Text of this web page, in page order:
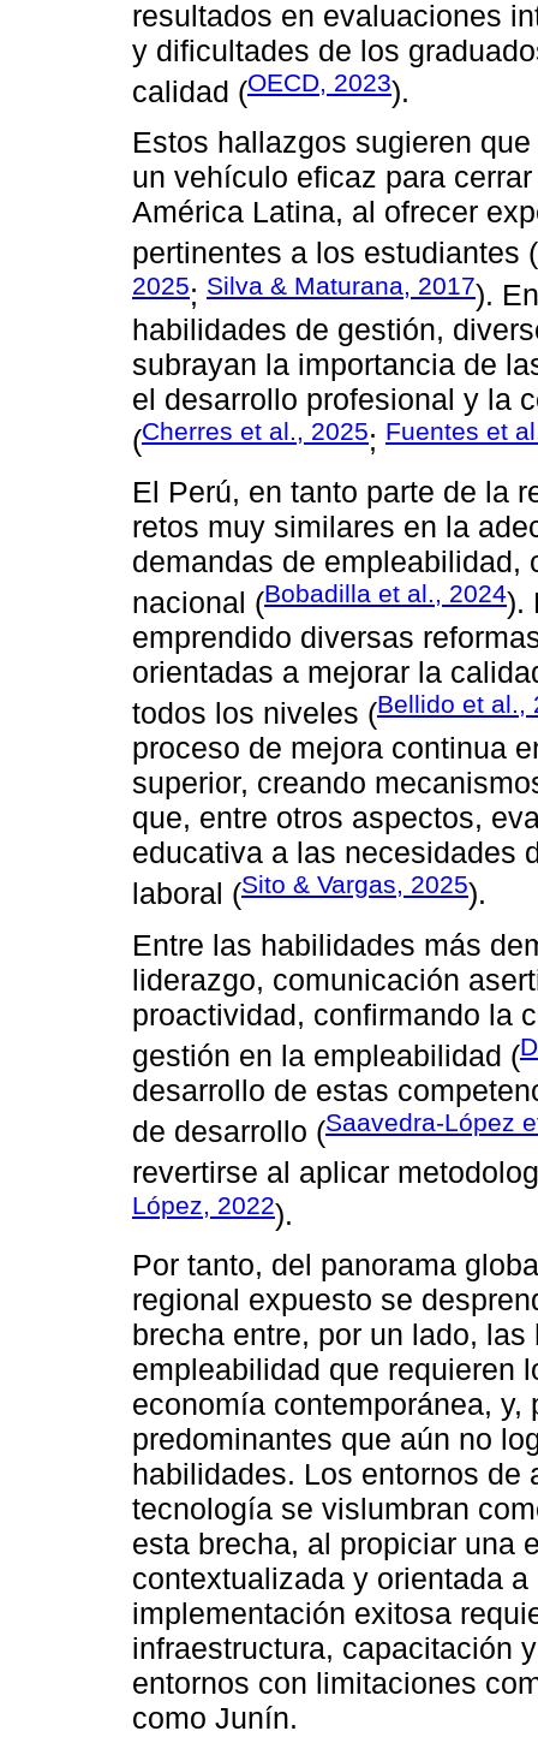
resultados en evaluaciones
y dificultades de los
calidad (OECD, 2023).
Estos hallazgos sugieren
un vehículo eficaz para
América Latina, al ofrecer
pertinentes a los estudiantes (
2025; Silva & Maturana, 2017).
habilidades de gestión,
subrayan la importancia de
el desarrollo profesional y la
(Cherres et al., 2025; Fuentes et
El Perú, en tanto parte de la
retos muy similares en la
demandas de empleabilidad,
nacional (Bobadilla et al., 2024).
emprendido diversas
orientadas a mejorar la
todos los niveles (Bellido et al.,
proceso de mejora continua
superior, creando
que, entre otros aspectos,
educativa a las necesidades
laboral (Sito & Vargas, 2025).
Entre las habilidades más
liderazgo, comunicación
proactividad, confirmando la
gestión en la empleabilidad (
desarrollo de estas
de desarrollo (Saavedra-López
revertirse al aplicar
López, 2022).
Por tanto, del panorama
regional expuesto se
brecha entre, por un lado,
empleabilidad que requieren
economía contemporánea,
predominantes que aún no
habilidades. Los entornos de
tecnología se vislumbran
esta brecha, al propiciar una
contextualizada y orientada
implementación exitosa
infraestructura, capacitación
entornos con limitaciones
como Junín.